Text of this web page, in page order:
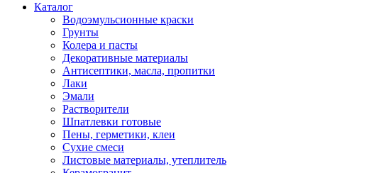
Каталог
Водоэмульсионные краски
Грунты
Колера и пасты
Декоративные материалы
Антисептики, масла, пропитки
Лаки
Эмали
Растворители
Шпатлевки готовые
Пены, герметики, клеи
Сухие смеси
Листовые материалы, утеплитель